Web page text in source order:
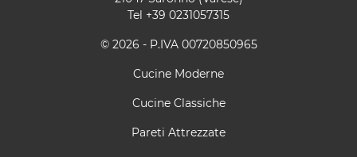
Tel +39 0231057315
© 2026 - P.IVA 00720850965
Cucine Moderne
Cucine Classiche
Pareti Attrezzate